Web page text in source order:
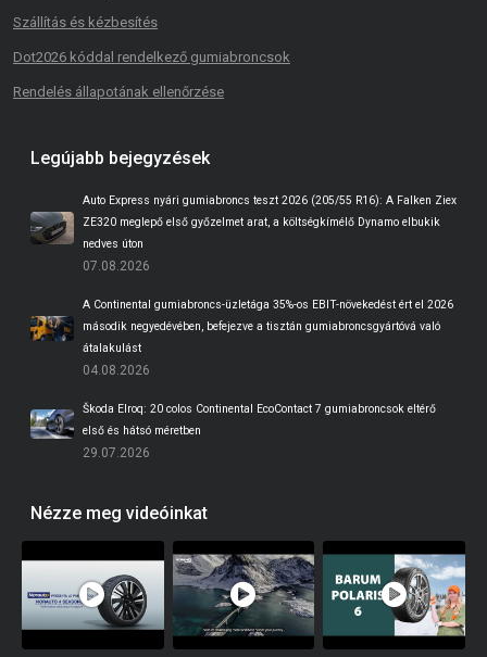
Szállítás és kézbesítés
Dot2026 kóddal rendelkező gumiabroncsok
Rendelés állapotának ellenőrzése
Legújabb bejegyzések
Auto Express nyári gumiabroncs teszt 2026 (205/55 R16): A Falken Ziex
ZE320 meglepő első győzelmet arat, a költségkímélő Dynamo elbukik
nedves úton
07.08.2026
A Continental gumiabroncs-üzletága 35%-os EBIT-növekedést ért el 2026
második negyedévében, befejezve a tisztán gumiabroncsgyártóvá való
átalakulást
04.08.2026
Škoda Elroq: 20 colos Continental EcoContact 7 gumiabroncsok eltérő
első és hátsó méretben
29.07.2026
Nézze meg videóinkat